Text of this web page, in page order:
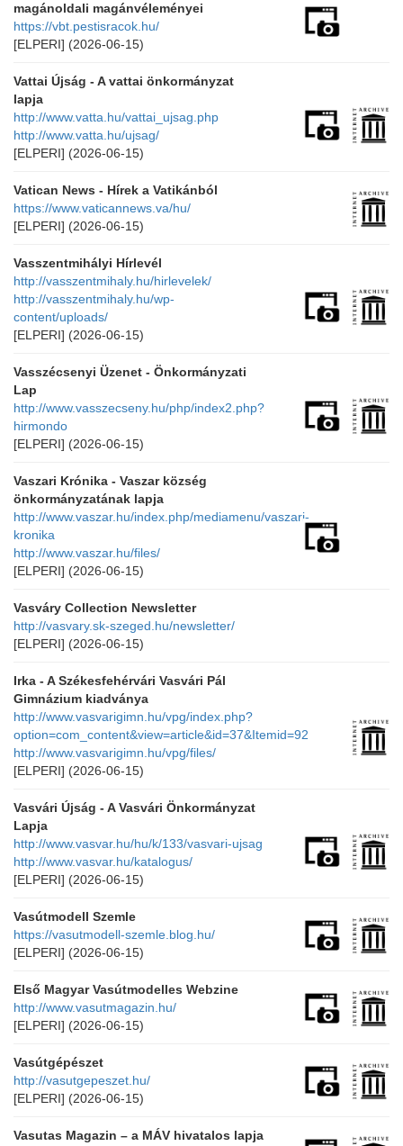
magánoldali magánvéleményei
https://vbt.pestisracok.hu/
[ELPERI] (2026-06-15)
Vattai Újság - A vattai önkormányzat
lapja
http://www.vatta.hu/vattai_ujsag.php
http://www.vatta.hu/ujsag/
[ELPERI] (2026-06-15)
Vatican News - Hírek a Vatikánból
https://www.vaticannews.va/hu/
[ELPERI] (2026-06-15)
Vasszentmihályi Hírlevél
http://vasszentmihaly.hu/hirlevelek/
http://vasszentmihaly.hu/wp-
content/uploads/
[ELPERI] (2026-06-15)
Vasszécsenyi Üzenet - Önkormányzati
Lap
http://www.vasszecseny.hu/php/index2.php?
hirmondo
[ELPERI] (2026-06-15)
Vaszari Krónika - Vaszar község
önkormányzatának lapja
http://www.vaszar.hu/index.php/mediamenu/vaszari-
kronika
http://www.vaszar.hu/files/
[ELPERI] (2026-06-15)
Vasváry Collection Newsletter
http://vasvary.sk-szeged.hu/newsletter/
[ELPERI] (2026-06-15)
Irka - A Székesfehérvári Vasvári Pál
Gimnázium kiadványa
http://www.vasvarigimn.hu/vpg/index.php?
option=com_content&view=article&id=37&Itemid=92
http://www.vasvarigimn.hu/vpg/files/
[ELPERI] (2026-06-15)
Vasvári Újság - A Vasvári Önkormányzat
Lapja
http://www.vasvar.hu/hu/k/133/vasvari-ujsag
http://www.vasvar.hu/katalogus/
[ELPERI] (2026-06-15)
Vasútmodell Szemle
https://vasutmodell-szemle.blog.hu/
[ELPERI] (2026-06-15)
Első Magyar Vasútmodelles Webzine
http://www.vasutmagazin.hu/
[ELPERI] (2026-06-15)
Vasútgépészet
http://vasutgepeszet.hu/
[ELPERI] (2026-06-15)
Vasutas Magazin – a MÁV hivatalos lapja